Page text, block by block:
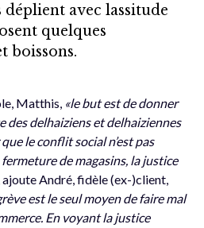
avec lassitude
quelques
boissons.
Matthis, «le but est de donner
des delhaiziens et delhaiziennes
le conflit social n’est pas
de magasins, la justice
ajoute André, fidèle (ex-)client,
est le seul moyen de faire mal
En voyant la justice